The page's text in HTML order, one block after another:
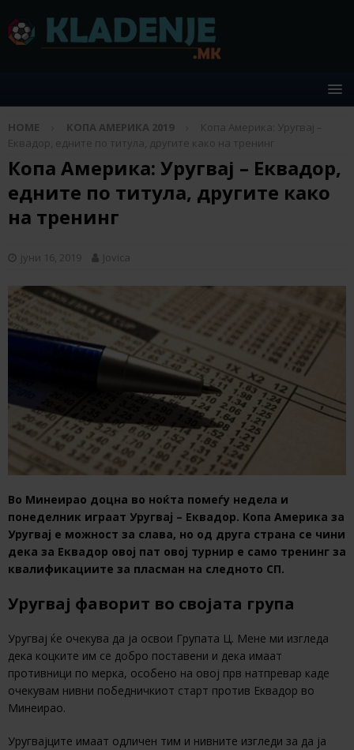
HOME КОПА АМЕРИКА 2019
Копа Америка: Уругвај –
Еквадор, едните по титула, другите како на тренинг
Копа Америка: Уругвај – Еквадор,
едните по титула, другите како
на тренинг
јуни 16, 2019 Jovica
Во Минеирао доцна во ноќта помеѓу недела и
понеделник играат Уругвај – Еквадор. Копа Америка за
Уругвај е можност за слава, но од друга страна се чини
дека за Еквадор овој пат овој турнир е само тренинг за
квалификациите за пласман на следното СП.
Уругвај фаворит во својата група
Уругвај ќе очекува да ја освои Групата Ц. Мене ми изгледа
дека коцките им се добро поставени и дека имаат
противници по мерка, особено на овој прв натпревар каде
очекувам нивни победничкиот старт против Еквадор во
Минеирао.
Уругвајците имаат одличен тим и нивните изгледи за да ја